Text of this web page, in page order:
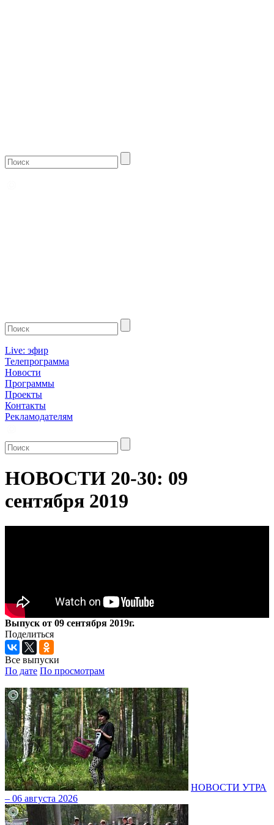
Live: эфир
Телепрограмма
Новости
Программы
Проекты
Контакты
Рекламодателям
НОВОСТИ 20-30: 09
сентября 2019
Выпуск от 09 сентября 2019г.
Поделиться
Все выпуски
По дате По просмотрам
НОВОСТИ УТРА
– 06 августа 2026